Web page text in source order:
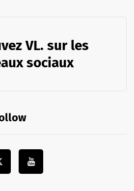
VL. sur les
sociaux